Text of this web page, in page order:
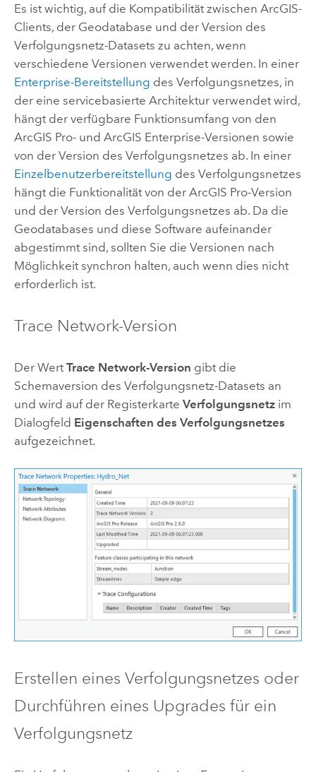
Es ist wichtig, auf die Kompatibilität zwischen ArcGIS-
Clients, der Geodatabase und der Version des
Verfolgungsnetz-Datasets zu achten, wenn
verschiedene Versionen verwendet werden. In einer
Enterprise-Bereitstellung des Verfolgungsnetzes, in
der eine servicebasierte Architektur verwendet wird,
hängt der verfügbare Funktionsumfang von den
ArcGIS Pro- und ArcGIS Enterprise-Versionen sowie
von der Version des Verfolgungsnetzes ab. In einer
Einzelbenutzerbereitstellung des Verfolgungsnetzes
hängt die Funktionalität von der ArcGIS Pro-Version
und der Version des Verfolgungsnetzes ab. Da die
Geodatabases und diese Software aufeinander
abgestimmt sind, sollten Sie die Versionen nach
Möglichkeit synchron halten, auch wenn dies nicht
erforderlich ist.
Trace Network-Version
Der Wert Trace Network-Version gibt die
Schemaversion des Verfolgungsnetz-Datasets an
und wird auf der Registerkarte Verfolgungsnetzim
Dialogfeld Eigenschaften des Verfolgungsnetzes
aufgezeichnet.
Erstellen eines Verfolgungsnetzes oder
Durchführen eines Upgrades für ein
Verfolgungsnetz